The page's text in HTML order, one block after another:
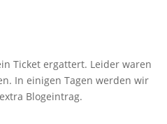
Ticket ergattert. Leider waren
In einigen Tagen werden wir
Blogeintrag.